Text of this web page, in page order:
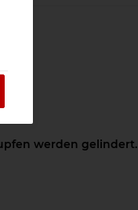
werden gelindert.